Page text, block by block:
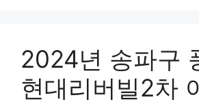
2024년 송파구
현대리버빌2차